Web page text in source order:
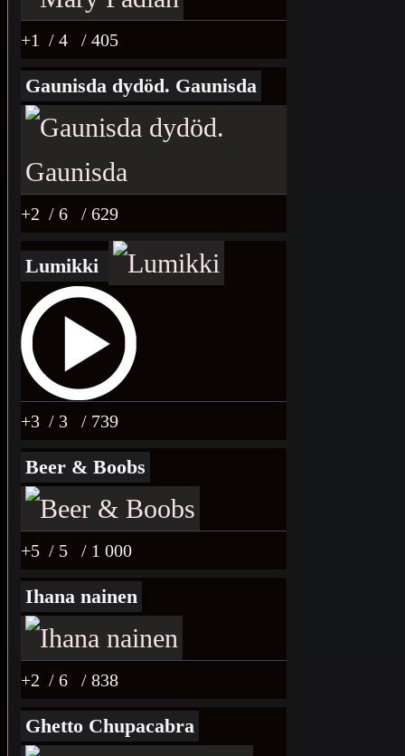
+1 / 4 / 405
Gaunisda dydöd. Gaunisda
+2 / 6 / 629
Lumikki
+3 / 3 / 739
Beer & Boobs
+5 / 5 / 1 000
Ihana nainen
+2 / 6 / 838
Ghetto Chupacabra